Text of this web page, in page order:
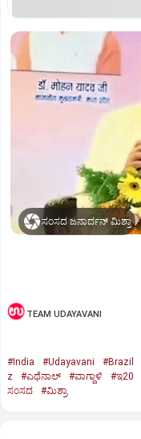
ಸಂಸದ ಜನಾರ್ದನ್‌ ಮಿಶ್ರಾ
TEAM UDAYAVANI
#India #Udayavani #Brazil
z
#ಎಥೆನಾಲ್‌ #ವಾಗ್ದಾಳಿ #ಇ20
ಸಂಸದ
#ಮಿಶ್ರಾ